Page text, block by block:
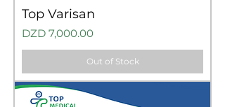
Top Varisan
Price
DZD 7,000.00
Out of Stock